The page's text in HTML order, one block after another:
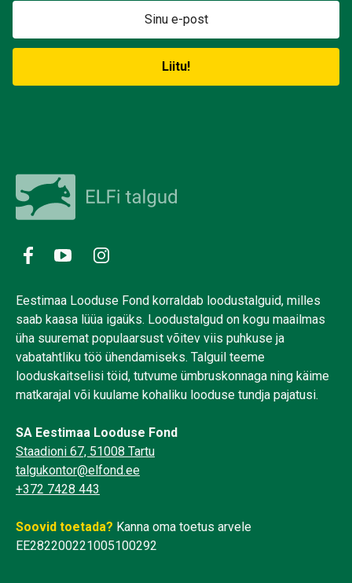
Eestimaa Looduse Fond korraldab loodustalguid, milles
saab kaasa lüüa igaüks. Loodustalgud on kogu maailmas
üha suuremat populaarsust võitev viis puhkuse ja
vabatahtliku töö ühendamiseks. Talguil teeme
looduskaitselisi töid, tutvume ümbruskonnaga ning käime
matkarajal või kuulame kohaliku looduse tundja pajatusi.
SA Eestimaa Looduse Fond
Staadioni 67, 51008 Tartu
talgukontor@elfond.ee
+372 7428 443
Soovid toetada? Kanna oma toetus arvele
EE282200221005100292